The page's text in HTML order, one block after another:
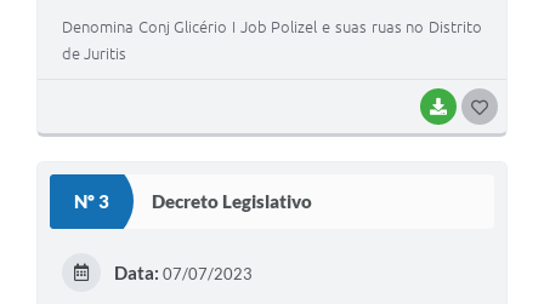
BAIXAR
Denomina Conj Glicério I Job Polizel e suas ruas no Distrito
de Juritis
Nº 3 Decreto Legislativo
Data: 07/07/2023